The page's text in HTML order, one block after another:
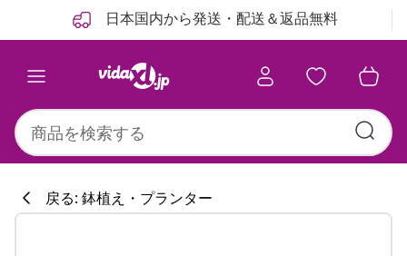
日本国内から発送・配送＆返品無料
戻る: 鉢植え・プランター